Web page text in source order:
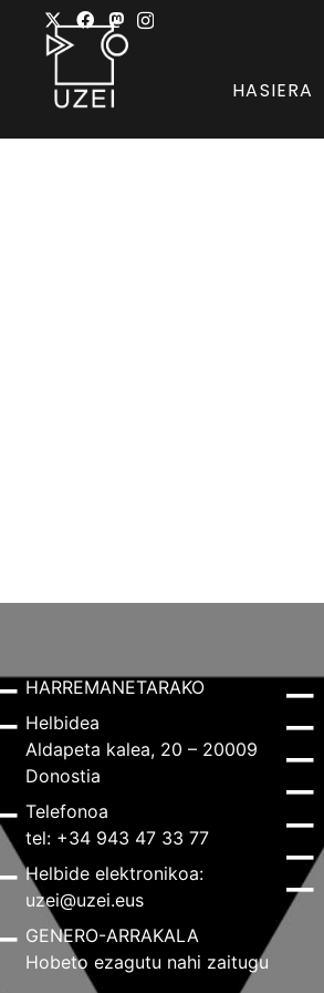
HASIERA
HARREMANETARAKO
Helbidea
Aldapeta kalea, 20 – 20009
Donostia
Telefonoa
tel: +34 943 47 33 77
Helbide elektronikoa:
uzei@uzei.eus
GENERO-ARRAKALA
Hobeto ezagutu nahi zaitugu